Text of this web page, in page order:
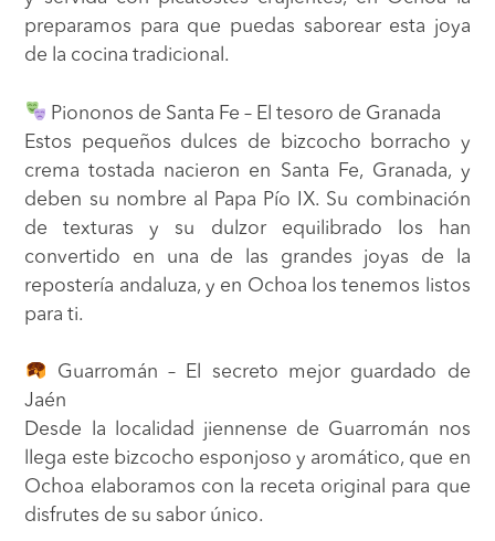
preparamos para que puedas saborear esta joya
de la cocina tradicional.
Piononos de Santa Fe – El tesoro de Granada
Estos pequeños dulces de bizcocho borracho y
crema tostada nacieron en Santa Fe, Granada, y
deben su nombre al Papa Pío IX. Su combinación
de texturas y su dulzor equilibrado los han
convertido en una de las grandes joyas de la
repostería andaluza, y en Ochoa los tenemos listos
para ti.
Guarromán – El secreto mejor guardado de
Jaén
Desde la localidad jiennense de Guarromán nos
llega este bizcocho esponjoso y aromático, que en
Ochoa elaboramos con la receta original para que
disfrutes de su sabor único.